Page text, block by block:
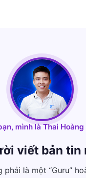
mình là Thai Hoàng
viết bản tin
phải là một “Guru”